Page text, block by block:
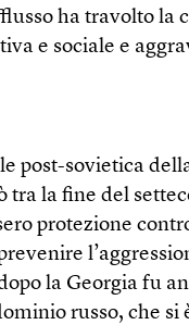
ha travolto la
e sociale e
post-sovietica
tra la fine del
protezione
la Georgia fu
russo, che si